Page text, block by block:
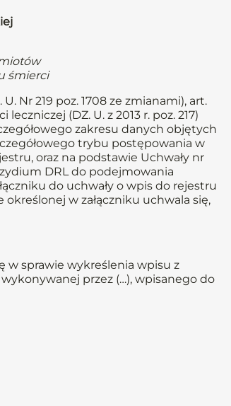
śmierci
Nr 219 poz. 1708 ze zmianami), art.
leczniczej (DZ. U. z 2013 r. poz. 217)
zakresu danych objętych
trybu postępowania w
oraz na podstawie Uchwały nr
DRL do podejmowania
do uchwały o wpis do rejestru
w załączniku uchwala się,
w sprawie wykreślenia wpisu z
przez (…), wpisanego do